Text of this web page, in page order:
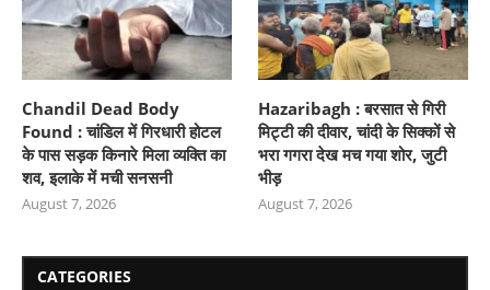
Chandil Dead Body
Found : चांडिल में गिरधारी होटल
के पास सड़क किनारे मिला व्यक्ति का
शव, इलाके में मची सनसनी
August 7, 2026
Hazaribagh : बरसात से गिरी
मिट्टी की दीवार, चांदी के सिक्कों से
भरा गगरा देख मच गया शोर, जुटी
भीड़
August 7, 2026
CATEGORIES